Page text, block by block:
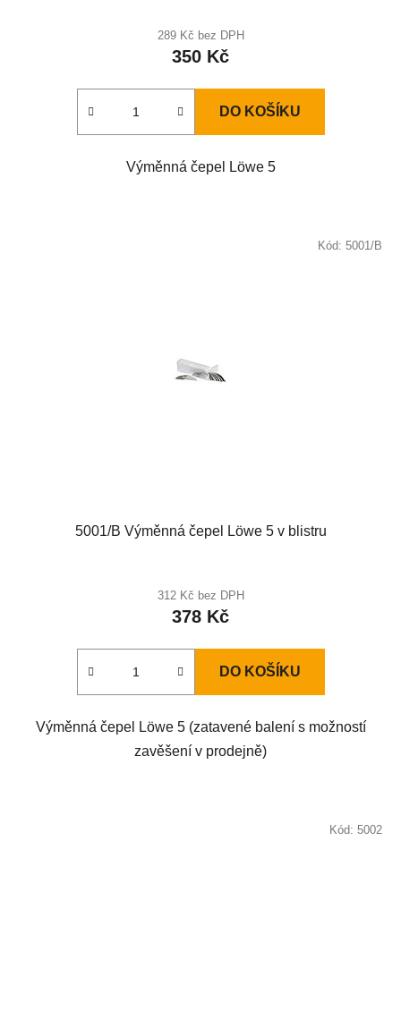
289 Kč bez DPH
350 Kč
DO KOŠÍKU
Výměnná čepel Löwe 5
5001/B Výměnná čepel Löwe 5 v blistru
312 Kč bez DPH
378 Kč
DO KOŠÍKU
Výměnná čepel Löwe 5 (zatavené balení s možností
zavěšení v prodejně)
Kód: 5001/B
Kód: 5002